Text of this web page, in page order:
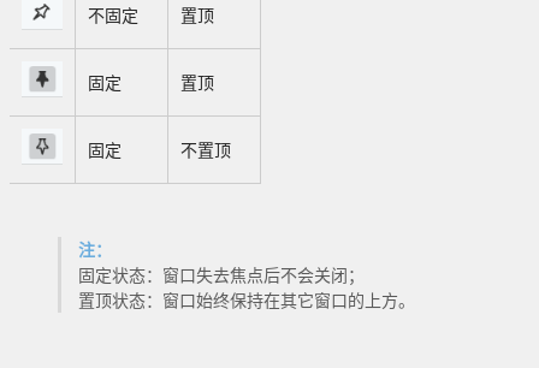
不固定 置顶
固定 置顶
固定 不置顶
注：
固定状态：窗口失去焦点后不会关闭；
置顶状态：窗口始终保持在其它窗口的上方。